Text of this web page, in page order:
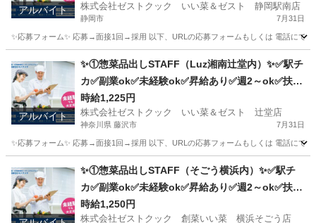
アルバイト 株式会社ゼストクック いい菜＆ゼスト 静岡駅南店
静岡市 7月31日
✨応募フォーム✨ 応募→面接1回→採用 以下、URLの応募フォームもしくは 電話にて
キッチン スタッフ
アルバイト
✨①惣菜品出しSTAFF（Luz湘南辻堂内）✨✅駅チ
カ✅副業ok✅未経験ok✅昇給あり✅週2～ok✅扶養
内ok
時給1,225円
株式会社ゼストクック いい菜＆ゼスト 辻堂店
神奈川県 藤沢市 7月31日
✨応募フォーム✨ 応募→面接1回→採用 以下、URLの応募フォームもしくは 電話にて
キッチン
✨①惣菜品出しSTAFF（そごう横浜内）✨✅駅チ
カ✅副業ok✅未経験ok✅昇給あり✅週2～ok✅扶養
内ok
時給1,250円
株式会社ゼストクック 創菜いい菜 横浜そごう店